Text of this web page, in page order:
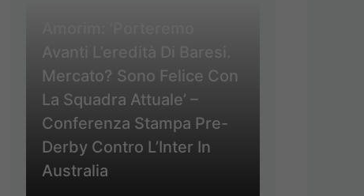
Avanti L’eredità Di Baresi.
Mercato? Sono Felice Con
La Squadra Attuale’ –
Conferenza Stampa Pre-
Derby Contro L’Inter In
Australia